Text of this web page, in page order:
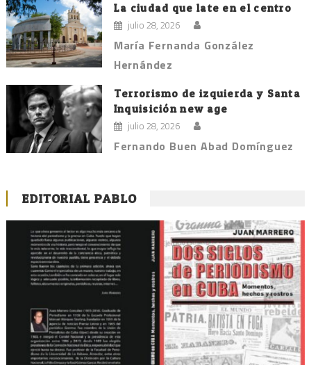
La ciudad que late en el centro
julio 28, 2026
María Fernanda González
Hernández
Terrorismo de izquierda y Santa
Inquisición new age
julio 28, 2026
Fernando Buen Abad Domínguez
EDITORIAL PABLO